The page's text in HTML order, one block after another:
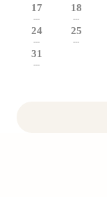
17
---
18
---
24
---
25
---
31
---